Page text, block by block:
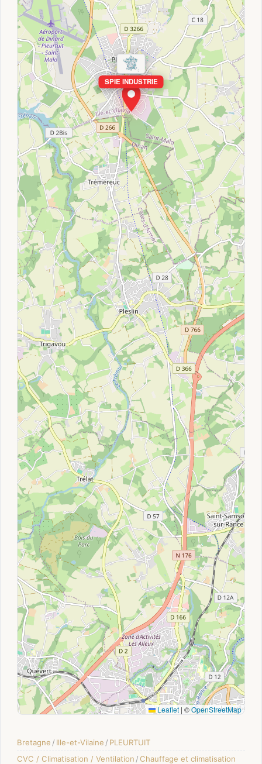
SPIE INDUSTRIE
Leaflet | ©OpenStreetMap
Bretagne / Ille-et-Vilaine / PLEURTUIT
CVC / Climatisation / Ventilation /Chauffage et climatisation